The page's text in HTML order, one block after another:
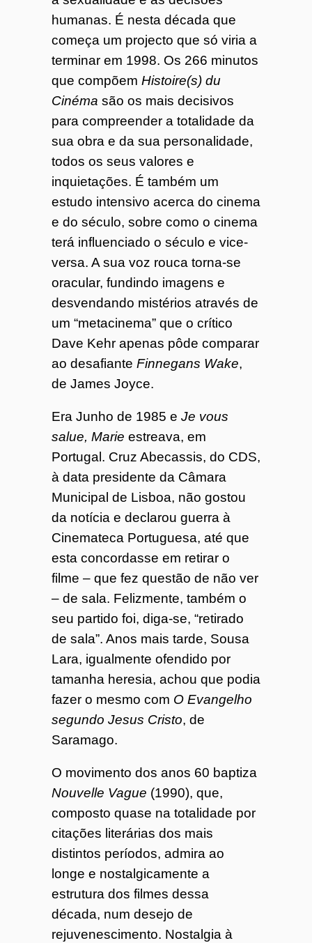
humanas. É nesta década que
começa um projecto que só viria a
terminar em 1998. Os 266 minutos
que compõem Histoire(s) du
Cinéma são os mais decisivos
para compreender a totalidade da
sua obra e da sua personalidade,
todos os seus valores e
inquietações. É também um
estudo intensivo acerca do cinema
e do século, sobre como o cinema
terá influenciado o século e vice-
versa. A sua voz rouca torna-se
oracular, fundindo imagens e
desvendando mistérios através de
um “metacinema” que o crítico
Dave Kehr apenas pôde comparar
ao desafiante Finnegans Wake,
de James Joyce.
Era Junho de 1985 e Je vous
salue, Marie estreava, em
Portugal. Cruz Abecassis, do CDS,
à data presidente da Câmara
Municipal de Lisboa, não gostou
da notícia e declarou guerra à
Cinemateca Portuguesa, até que
esta concordasse em retirar o
filme – que fez questão de não ver
– de sala. Felizmente, também o
seu partido foi, diga-se, “retirado
de sala”. Anos mais tarde, Sousa
Lara, igualmente ofendido por
tamanha heresia, achou que podia
fazer o mesmo com O Evangelho
segundo Jesus Cristo, de
Saramago.
O movimento dos anos 60 baptiza
Nouvelle Vague (1990), que,
composto quase na totalidade por
citações literárias dos mais
distintos períodos, admira ao
longe e nostalgicamente a
estrutura dos filmes dessa
década, num desejo de
rejuvenescimento. Nostalgia à